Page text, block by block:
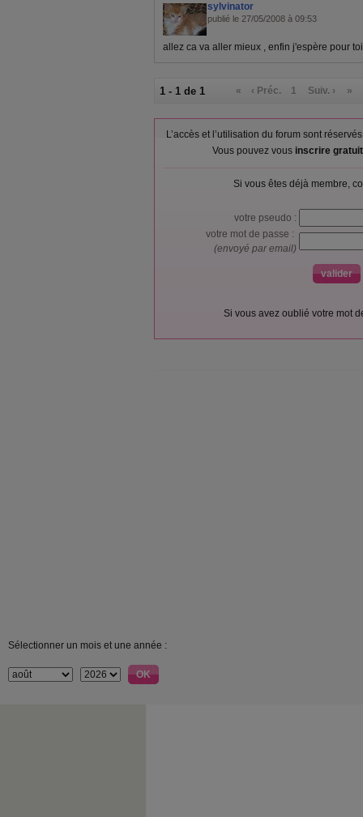
sylvinator
publié le 27/05/2008 à 09:53
allez ca va aller mieux , enfin j'espère pour
1 - 1 de 1 « ‹ Préc. 1 Suiv. › »
L’accès et l’utilisation du forum sont
Vous pouvez vous inscrire
Si vous êtes déjà membre,
votre pseudo :
votre mot de passe :
(envoyé par email)
Si vous avez oublié votre mot
Sélectionner un mois et une année :